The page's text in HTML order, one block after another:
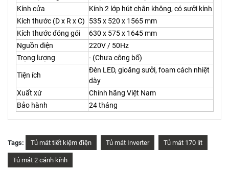
Kính cửa
Kính 2 lớp hút chân không, có sưởi kính
Kích thước (D x R x C)
535 x 520 x 1565 mm
Kích thước đóng gói
630 x 575 x 1645 mm
Nguồn điện
220V / 50Hz
Trọng lượng
- (Chưa công bố)
Tiện ích
Đèn LED, gioăng sưởi, foam cách nhiệt
dày
Xuất xứ
Chính hãng Việt Nam
Bảo hành
24 tháng
Tags: Tủ mát tiết kiệm điện Tủ mát Inverter Tủ mát 170 lít
Tủ mát 2 cánh kính